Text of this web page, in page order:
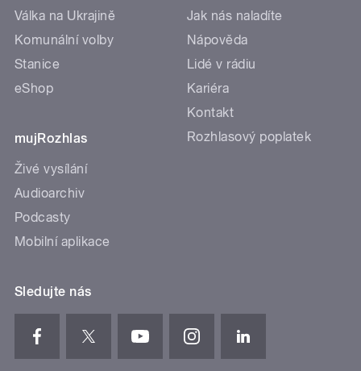
Válka na Ukrajině
Komunální volby
Stanice
eShop
mujRozhlas
Živé vysílání
Audioarchiv
Podcasty
Mobilní aplikace
Jak nás naladíte
Nápověda
Lidé v rádiu
Kariéra
Kontakt
Rozhlasový poplatek
Sledujte nás